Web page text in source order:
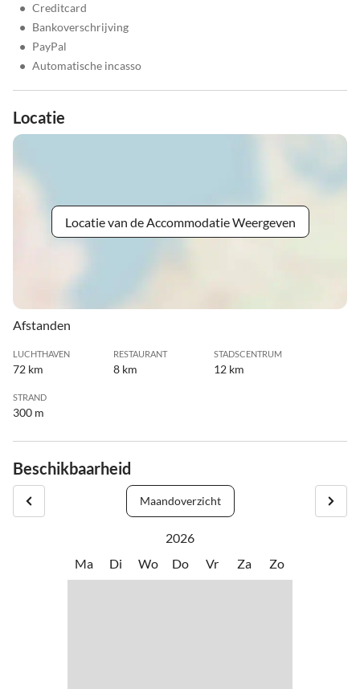
• Creditcard
• Bankoverschrijving
• PayPal
• Automatische incasso
Locatie
Locatie van de Accommodatie Weergeven
Afstanden
LUCHTHAVEN
72 km
RESTAURANT
8 km
STADSCENTRUM
12 km
STRAND
300 m
Beschikbaarheid
Maandoverzicht
2026
Ma
Di Wo Do Vr Za Zo